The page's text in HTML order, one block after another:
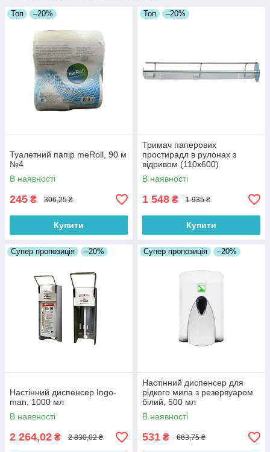
Топ –20%
Туалетний папір meRoll, 90 м
№4
В наявності
245 ₴ 306,25 ₴
Купити
Топ –20%
Тримач паперових
простирадл в рулонах з
відривом (110х600)
В наявності
1 548 ₴ 1 935 ₴
Купити
Супер пропозиція –20%
Настінний диспенсер Ingo-
man, 1000 мл
В наявності
2 264,02 ₴ 2 830,02 ₴
Супер пропозиція –20%
Настінний диспенсер для
рідкого мила з резервуаром
білий, 500 мл
В наявності
531 ₴ 663,75 ₴